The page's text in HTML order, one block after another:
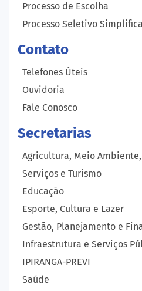
Processo de Escolha
Processo Seletivo
Contato
Telefones Úteis
Ouvidoria
Fale Conosco
Secretarias
Agricultura, Meio
Serviços e Turismo
Educação
Esporte, Cultura e Lazer
Gestão, Planejamento e
Infraestrutura e Serviços
IPIRANGA-PREVI
Saúde